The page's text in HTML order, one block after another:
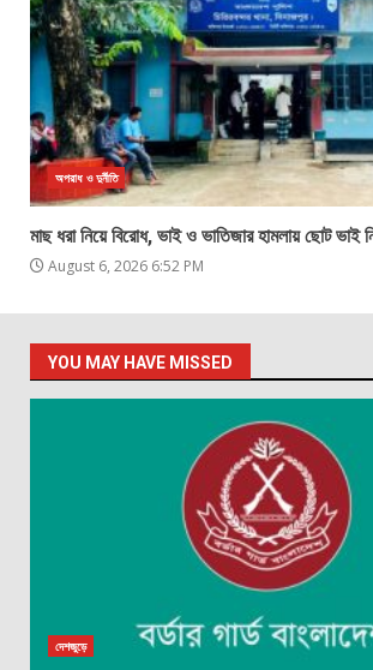
অপরাধ ও দুর্নীতি
মাছ ধরা নিয়ে বিরোধ, ভাই ও ভাতিজার হামলায় ছোট ভাই
August 6, 2026 6:52 PM
YOU MAY HAVE MISSED
দেশজুড়ে